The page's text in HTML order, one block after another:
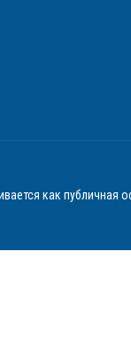
как публичная